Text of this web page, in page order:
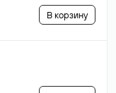
В корзину